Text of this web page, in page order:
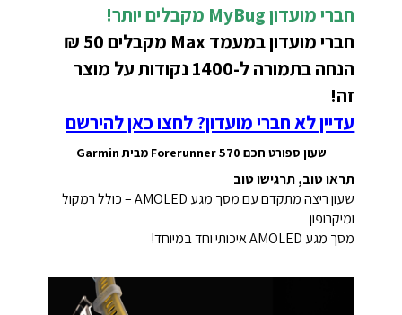
חברי מועדון MyBug
מקבלים יותר!
חברי מועדון במעמד Max מקבלים 50 ₪
הנחה בתמורה ל-1400 נקודות על מוצר
זה!
עדיין לא חברי מועדון? לחצו כאן להירשם
שעון ספורט חכם Forerunner 570 מבית Garmin
תראו טוב, תרגישו טוב
שעון ריצה מתקדם עם מסך מגע AMOLED – כולל רמקול
ומיקרופון
מסך מגע AMOLED איכותי וחד במיוחד!